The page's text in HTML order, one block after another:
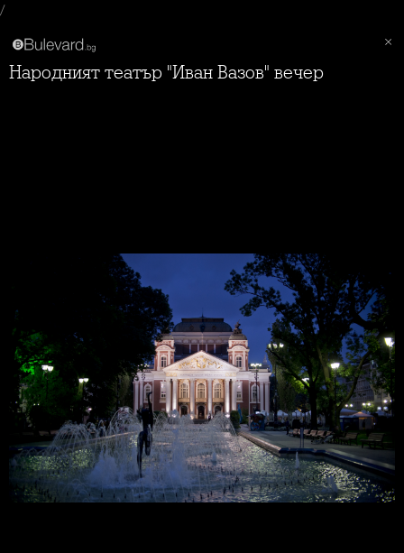
/
Народният театър "Иван Вазов" вечер